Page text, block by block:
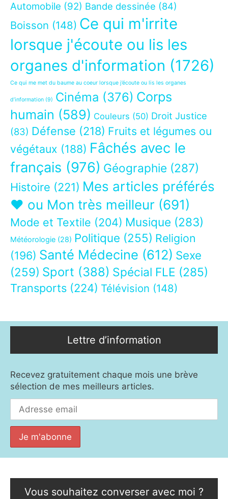
Automobile (92) Bande dessinée (84)
Boisson (148) Ce qui m'irrite
lorsque j'écoute ou lis les
organes d'information (1726)
Ce qui me met du baume au coeur lorsque j’écoute ou lis les organes
d’information (9) Cinéma (376) Corps
humain (589) Couleurs (50) Droit Justice
(83) Défense (218) Fruits et légumes ou
végétaux (188) Fâchés avec le
français (976) Géographie (287)
Histoire (221) Mes articles préférés
❤ ou Mon très meilleur (691)
Mode et Textile (204) Musique (283)
Météorologie (28) Politique (255) Religion
(196) Santé Médecine (612) Sexe
(259) Sport (388) Spécial FLE (285)
Transports (224) Télévision (148)
Lettre d’information
Recevez gratuitement chaque mois une brève
sélection de mes meilleurs articles.
Vous souhaitez converser avec moi ?